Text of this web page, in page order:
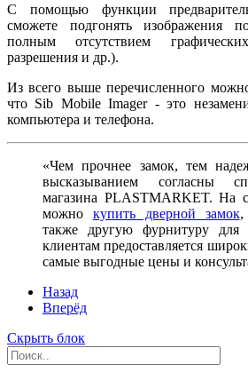
С помощью функции
сможете подгонять изображения
полным отсутствием
разрешения и др.).
Из всего выше перечисленного
что Sib Mobile Imager - это
компьютера и телефона.
«Чем прочнее замок, тем
высказыванием согласны
магазина PLASTMARKET. На
можно купить дверной замок,
также другую фурнитуру
клиентам предоставляется
самые выгодные цены и
Назад
Вперёд
Скрыть блок